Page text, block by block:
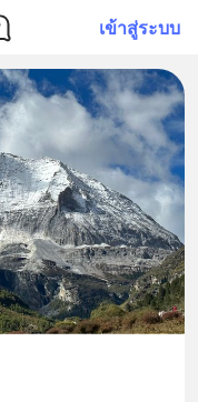
เข้าสู่ระบบ